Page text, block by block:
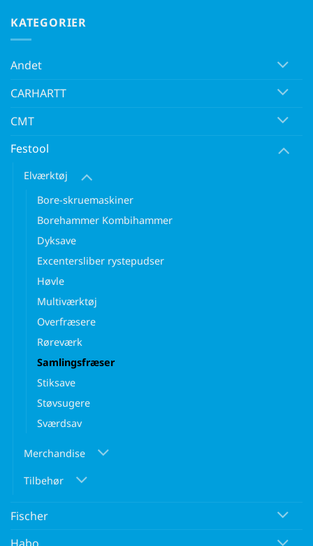
KATEGORIER
Andet
CARHARTT
CMT
Festool
Elværktøj
Bore-skruemaskiner
Borehammer Kombihammer
Dyksave
Excentersliber rystepudser
Høvle
Multiværktøj
Overfræsere
Røreværk
Samlingsfræser
Stiksave
Støvsugere
Sværdsav
Merchandise
Tilbehør
Fischer